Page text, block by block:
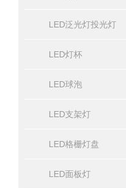
LED泛光灯投光灯
LED灯杯
LED球泡
LED支架灯
LED格栅灯盘
LED面板灯